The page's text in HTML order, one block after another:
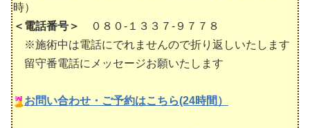
時）
＜電話番号＞
０８０-１３３７-９７７８
※施術中は電話にでれませんので折り返しいたします
留守番電話にメッセージお願いたします
お問い合わせ・ご予約はこちら(24時間）